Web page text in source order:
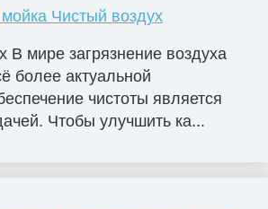
Чистый воздух
В мире загрязнение воздуха
более актуальной
чистоты является
Чтобы улучшить ка...